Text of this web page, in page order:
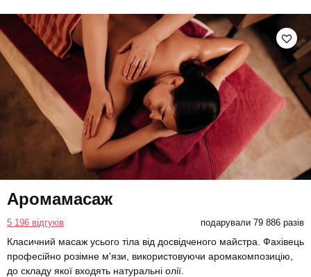
Аромамасаж
5 196 відгуків подарували 79 886 разів
Класичний масаж усього тіла від досвідченого майстра. Фахівець
професійно розімне м'язи, використовуючи аромакомпозицію,
до складу якої входять натуральні олії.